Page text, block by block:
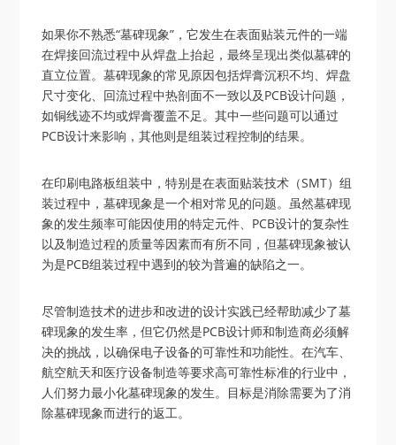
如果你不熟悉“墓碑现象”，它发生在表面贴装元件的一端
在焊接回流过程中从焊盘上抬起，最终呈现出类似墓碑的
直立位置。墓碑现象的常见原因包括焊膏沉积不均、焊盘
尺寸变化、回流过程中热剖面不一致以及PCB设计问题，
如铜线迹不均或焊膏覆盖不足。其中一些问题可以通过
PCB设计来影响，其他则是组装过程控制的结果。
在印刷电路板组装中，特别是在表面贴装技术（SMT）组
装过程中，墓碑现象是一个相对常见的问题。虽然墓碑现
象的发生频率可能因使用的特定元件、PCB设计的复杂性
以及制造过程的质量等因素而有所不同，但墓碑现象被认
为是PCB组装过程中遇到的较为普遍的缺陷之一。
尽管制造技术的进步和改进的设计实践已经帮助减少了墓
碑现象的发生率，但它仍然是PCB设计师和制造商必须解
决的挑战，以确保电子设备的可靠性和功能性。在汽车、
航空航天和医疗设备制造等要求高可靠性标准的行业中，
人们努力最小化墓碑现象的发生。目标是消除需要为了消
除墓碑现象而进行的返工。